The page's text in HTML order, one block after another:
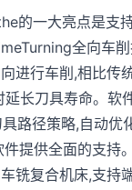
的一大亮点是支
全向车
进行车削,相比传
长刀具寿命。软
路径策略,自动优
件提供全面的支持
铣复合机床,支持